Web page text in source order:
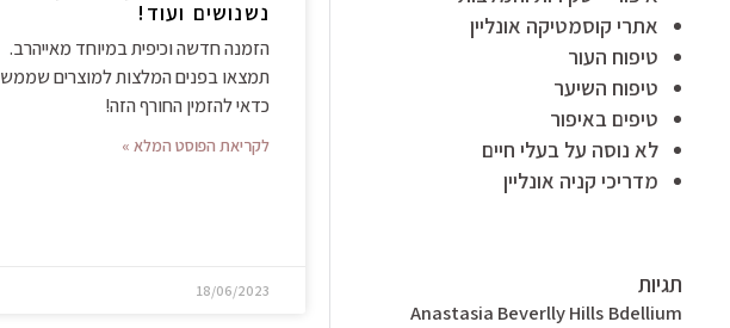
אתרי קוסמטיקה אונליין
טיפוח העור
טיפוח השיער
טיפים באיפור
לא נוסה על בעלי חיים
מדריכי קניה אונליין
תגיות
Anastasia Beverlly Hills Bdellium
נשנושים ועוד!
הזמנה חדשה וכיפית במיוחד מאייהרב.
תמצאו בפנים המלצות למוצרים שממש
כדאי להזמין החורף הזה!
לקריאת הפוסט המלא »
18/06/2023